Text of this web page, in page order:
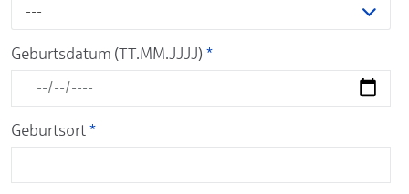
---
Geburtsdatum (TT.MM.JJJJ) *
Geburtsort *